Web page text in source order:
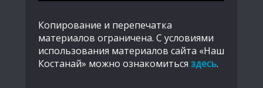
Копирование и перепечатка
материалов ограничена. С условиями
использования материалов сайта «Наш
Костанай» можно ознакомиться здесь.